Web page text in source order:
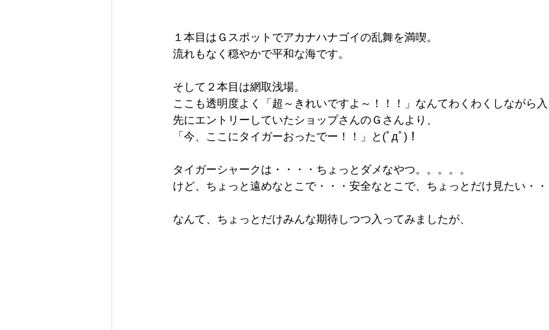
１本目はＧスポットでアカナハナゴイの乱舞を満喫。
流れもなく穏やかで平和な海です。
そして２本目は網取浅場。
ここも透明度よく「超～きれいですよ～！！！」なんてわくわくしながら
先にエントリーしていたショップさんのＧさんより、
「今、ここにタイガーおったでー！！」と(ﾟдﾟ)！
タイガーシャークは・・・・ちょっとダメなやつ。。。。。
けど、ちょっと遠めなとこで・・・安全なとこで、ちょっとだけ見たい・
なんて、ちょっとだけみんな期待しつつ入ってみましたが、